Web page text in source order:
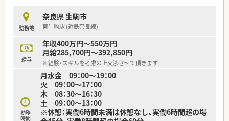
■薬剤師ではない代表だからこそ、薬剤師がストレス無く働ける
環境整備に尽力されています。
■国が目指すかかりつけ薬局や在宅業務を積極的に推進し、将来
を見据えた企業運営を行っています。
勤務地
奈良県 生駒市
東生駒駅 (近鉄奈良線)
給与
年収400万円～550万円
月給285,700円～392,850円
※経験・スキルを考慮の上交渉させて頂きます
勤務
時間
月水金 09：00～19：00
火 09：00～17：00
木 08：30～16：30
土 09：00～13：00
※休憩：実働6時間未満は休憩なし、実働6時間超の場